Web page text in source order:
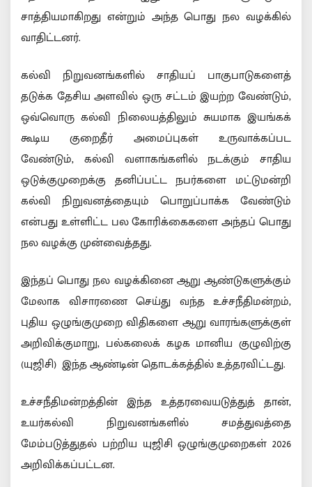
சாத்தியமாகிறது என்றும் அந்த பொது நல வழக்கில்
வாதிட்டனர்.
கல்வி நிறுவனங்களில் சாதியப் பாகுபாடுகளைத்
தடுக்க தேசிய அளவில் ஒரு சட்டம் இயற்ற வேண்டும்,
ஒவ்வொரு கல்வி நிலையத்திலும் சுயமாக இயங்கக்
கூடிய குறைதீர் அமைப்புகள் உருவாக்கப்பட
வேண்டும், கல்வி வளாகங்களில் நடக்கும் சாதிய
ஒடுக்குமுறைக்கு தனிப்பட்ட நபர்களை மட்டுமன்றி
கல்வி நிறுவனத்தையும் பொறுப்பாக்க வேண்டும்
என்பது உள்ளிட்ட பல கோரிக்கைகளை அந்தப் பொது
நல வழக்கு முன்வைத்தது.
இந்தப் பொது நல வழக்கினை ஆறு ஆண்டுகளுக்கும்
மேலாக விசாரணை செய்து வந்த உச்சநீதிமன்றம்,
புதிய ஒழுங்குமுறை விதிகளை ஆறு வாரங்களுக்குள்
அறிவிக்குமாறு, பல்கலைக் கழக மானிய குழுவிற்கு
(யுஜிசி) இந்த ஆண்டின் தொடக்கத்தில் உத்தரவிட்டது.
உச்சநீதிமன்றத்தின் இந்த உத்தரவையடுத்துத் தான்,
உயர்கல்வி நிறுவனங்களில் சமத்துவத்தை
மேம்படுத்துதல் பற்றிய யுஜிசி ஒழுங்குமுறைகள் 2026
அறிவிக்கப்பட்டன.